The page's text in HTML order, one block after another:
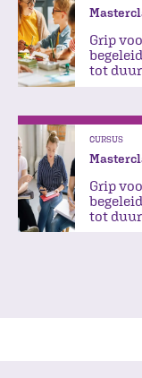
Grip
tot
CURSUS
Grip
tot